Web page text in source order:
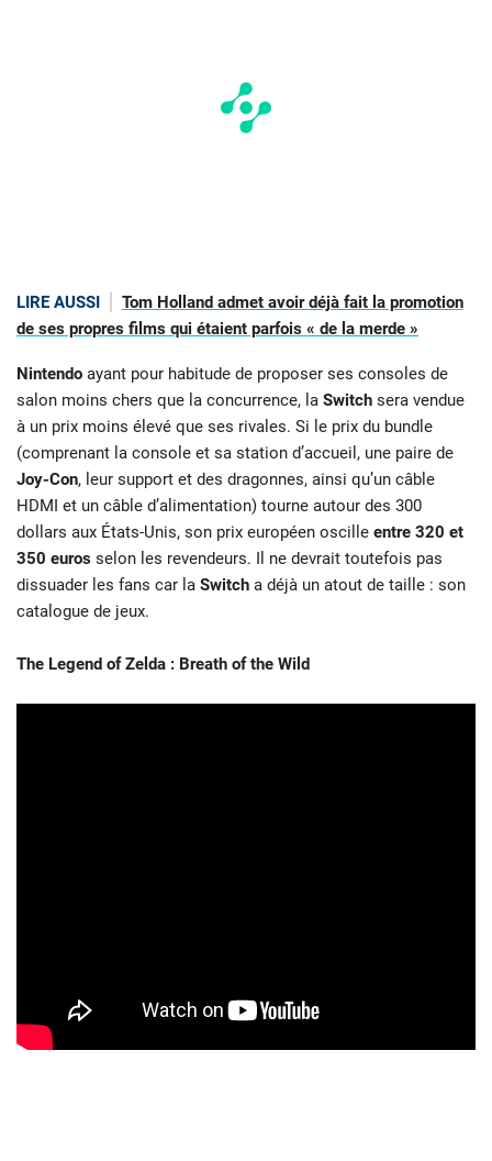
LIRE AUSSI
Tom Holland admet avoir déjà fait la promotion
de ses propres films qui étaient parfois « de la merde »
Nintendo ayant pour habitude de proposer ses consoles de
salon moins chers que la concurrence, la Switch sera vendue
à un prix moins élevé que ses rivales. Si le prix du bundle
(comprenant la console et sa station d’accueil, une paire de
Joy-Con, leur support et des dragonnes, ainsi qu’un câble
HDMI et un câble d’alimentation) tourne autour des 300
dollars aux États-Unis, son prix européen oscille entre 320 et
350 euros selon les revendeurs. Il ne devrait toutefois pas
dissuader les fans car la Switch a déjà un atout de taille : son
catalogue de jeux.
The Legend of Zelda : Breath of the Wild